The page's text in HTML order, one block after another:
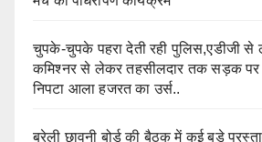
चुपके-चुपके पहरा देती रही पुलिस,एडीजी से
कमिश्नर से लेकर तहसीलदार तक सड़क पर
निपटा आला हजरत का उर्स..
बरेली छावनी बोर्ड की बैठक में कई बड़े